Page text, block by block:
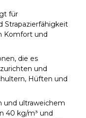
für
Strapazierfähigkeit
Komfort und
die es
und
Hüften und
und ultraweichem
40 kg/m³ und